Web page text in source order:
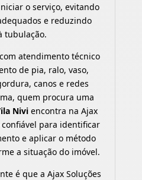
o serviço, evitando
e reduzindo
tubulação.
atendimento técnico
de pia, ralo, vaso,
canos e redes
quem procura uma
Nivi encontra na Ajax
confiável para identificar
e aplicar o método
a situação do imóvel.
é que a Ajax Soluções